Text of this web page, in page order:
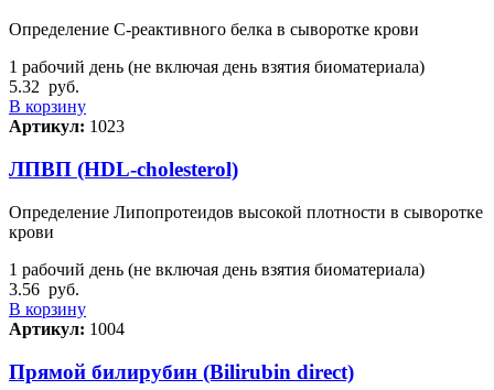
Определение С-реактивного белка в сыворотке крови
1 рабочий день (не включая день взятия биоматериала)
5.32 руб.
В корзину
Артикул: 1023
ЛПВП (HDL-cholesterol)
Определение Липопротеидов высокой плотности в сыворотке
крови
1 рабочий день (не включая день взятия биоматериала)
3.56 руб.
В корзину
Артикул: 1004
Прямой билирубин (Bilirubin direct)